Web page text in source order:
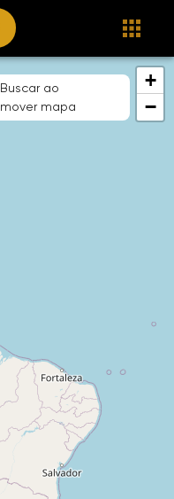
+
−
Buscar ao
mover mapa